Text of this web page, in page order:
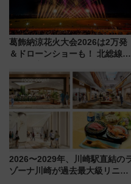
葛飾納涼花火大会2026は2万発
＆ドローンショーも！ 北総線を
車、観覧スポット情報と周辺観
光まとめ（7/28開催）
2026〜2029年、川崎駅直結の
ゾーナ川崎が過去最大級リニュ